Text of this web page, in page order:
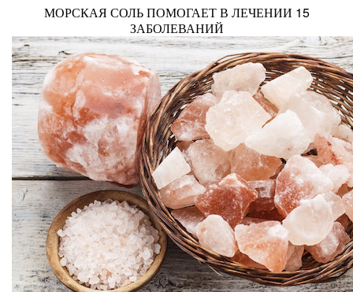
МОРСКАЯ СОЛЬ ПОМОГАЕТ В ЛЕЧЕНИИ 15
ЗАБОЛЕВАНИЙ